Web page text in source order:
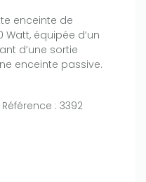
enceinte de
équipée d’un
d’une sortie
enceinte passive.
Référence : 3392